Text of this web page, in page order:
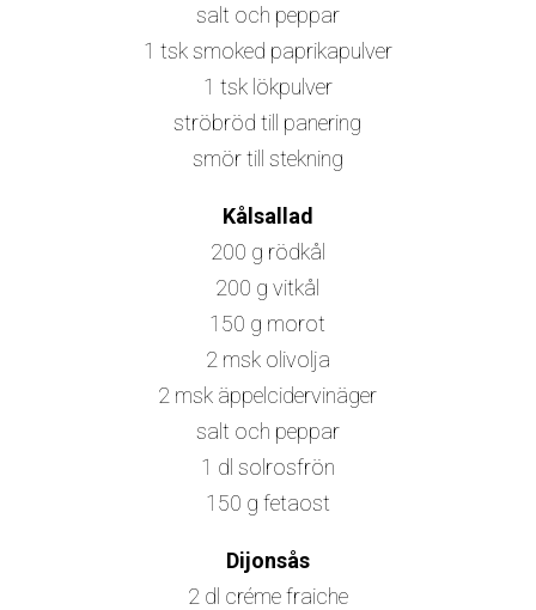
salt och peppar
1 tsk smoked paprikapulver
1 tsk lökpulver
ströbröd till panering
smör till stekning
Kålsallad
200 g rödkål
200 g vitkål
150 g morot
2 msk olivolja
2 msk äppelcidervinäger
salt och peppar
1 dl solrosfrön
150 g fetaost
Dijonsås
2 dl créme fraiche